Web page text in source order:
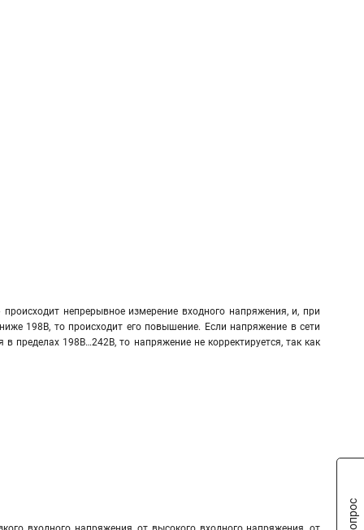
непрерывное измерение входного напряжения, и, при
198В, то происходит его повышение. Если напряжение в сети
пределах 198В…242В, то напряжение не корректируется, так как